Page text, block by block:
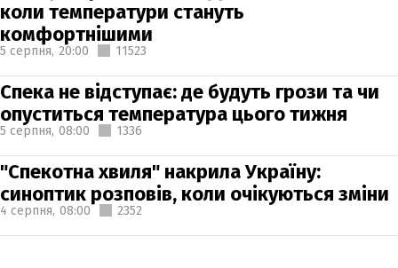
коли температури стануть
комфортнішими
5 серпня, 20:00 11523
Спека не відступає: де будуть грози та чи
опуститься температура цього тижня
5 серпня, 08:00 1336
"Спекотна хвиля" накрила Україну:
синоптик розповів, коли очікуються зміни
4 серпня, 08:00 2352